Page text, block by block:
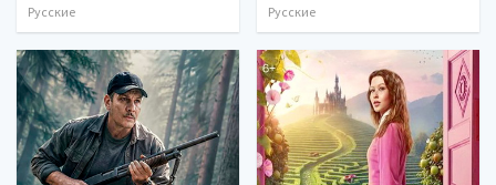
Русские Русские